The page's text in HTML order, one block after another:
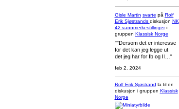
Gisle Martin svarte på Rolf
Erik Sjøstrands diskusjon NK
42 vannmerkestillingeri
gruppen Klassisk Norge
""Dersom det er interesse
for det kan jeg legge ut
det jeg har for Ib og II…"
feb 2, 2024
Rolf Erik Sjøstrand la til en
diskusjon i gruppen Klassisk
Norge